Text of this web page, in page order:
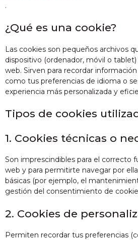
.
¿Qué es una cookie?
Las cookies son pequeños archivos
dispositivo (ordenador, móvil o
web. Sirven para recordar
como tus preferencias de idioma o
experiencia más personalizada y
Tipos de cookies
1. Cookies técnicas o
Son imprescindibles para el correcto
web y para permitirte navegar por
básicas (por ejemplo, el
gestión del consentimiento de
2. Cookies de
Permiten recordar tus preferencias